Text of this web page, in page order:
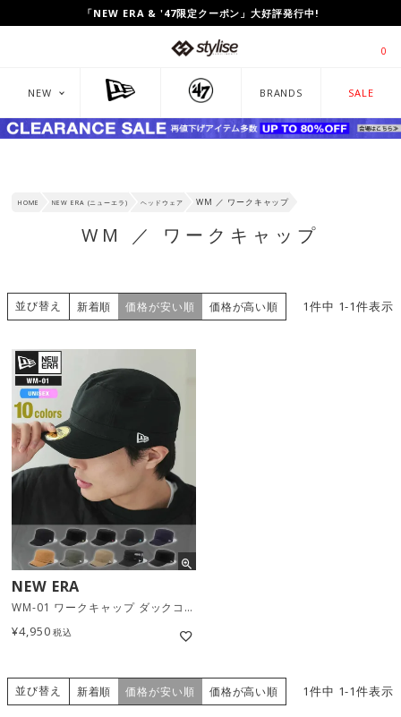
UP TO 80%OFF!「CLEARANCE SALE」開催中!
「NEW ERA & '47限定クーポン」大好評発行中!
0
NEW BRANDS SALE
HOME NEW ERA (ニューエラ) ヘッドウェア WM ／ ワークキャップ
WM ／ ワークキャップ
並び替え 新着順 価格が安い順 価格が高い順 1件中 1-1件表示
NEW ERA
WM-01 ワークキャップ ダックコットン / 10カラー
¥4,950 税込
並び替え 新着順 価格が安い順 価格が高い順 1件中 1-1件表示